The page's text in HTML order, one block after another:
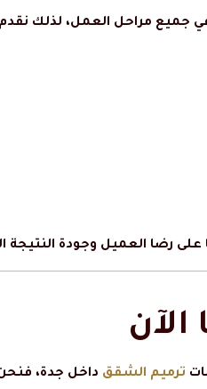
في جميع مراحل العمل، لذلك
رضا العميل وجودة النتيجة
ترميم الشقق داخل جدة،